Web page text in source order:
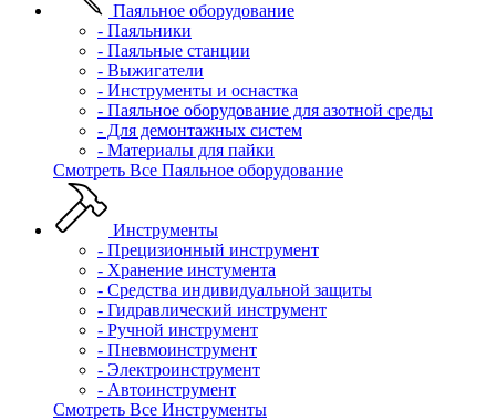
Паяльное оборудование
- Паяльники
- Паяльные станции
- Выжигатели
- Инструменты и оснастка
- Паяльное оборудование для азотной среды
- Для демонтажных систем
- Материалы для пайки
Смотреть Все Паяльное оборудование
Инструменты
- Прецизионный инструмент
- Хранение инстумента
- Средства индивидуальной защиты
- Гидравлический инструмент
- Ручной инструмент
- Пневмоинструмент
- Электроинструмент
- Автоинструмент
Смотреть Все Инструменты